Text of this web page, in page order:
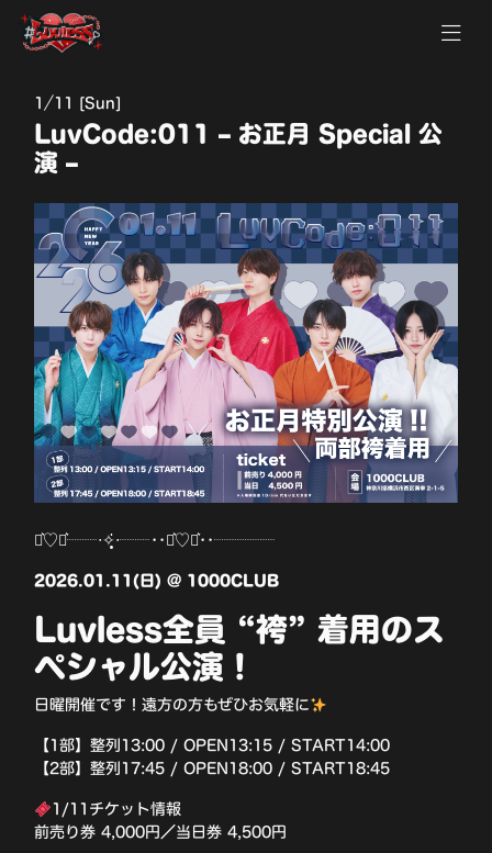
1 11 [Sun]
LuvCode:011 – お正月 Special 公
演 –
⋆͛♡⋆͛┈┈‧✧̣̥̇‧┈┈••⋆͛♡⋆͛••┈┈┈┈
2026.01.11(日) @ 1000CLUB
Luvless全員 “袴” 着用のス
ペシャル公演！
日曜開催です！遠方の方もぜひお気軽に
【1部】整列13:00 / OPEN13:15 / START14:00
【2部】整列17:45 / OPEN18:00 / START18:45
1/11チケット情報
前売り券 4,000円／当日券 4,500円